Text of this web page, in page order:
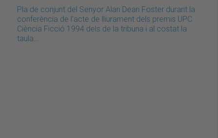
Pla de conjunt del Senyor Alan Dean Foster durant la
conferència de l'acte de lliurament dels premis UPC
Ciència Ficció 1994 dels de la tribuna i al costat la
taula…